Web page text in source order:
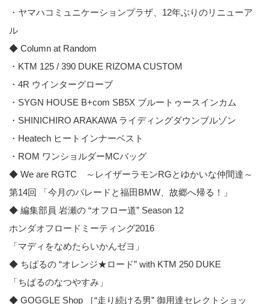
・ヤマハコミュニケーションプラザ、12年ぶりのリニューア
ル
◆ Column at Random
・KTM 125 / 390 DUKE RIZOMA CUSTOM
・4R ウインターグローブ
・SYGN HOUSE B+com SB5X ブルートゥースインカム
・SHINICHIRO ARAKAWA ライディングダウンブルゾン
・Heatech ヒートインナーベスト
・ROM ワンショルダーMCバッグ
◆ We are RGTC ～レイザーラモンRGとゆかいな仲間達～
第14回 「今月のパレードと福田BMW、故郷へ帰る！」
◆ 編集部員 岩瀬の “オフロー道” Season 12
ホンダオフロードミーティング2016
「マディをなめたらいかんゼヨ」
◆ ちぱるの “オレンジ★ロード” with KTM 250 DUKE
「ちぱるのなつやすみ」
◆ GOGGLE Shop ［“走り続ける男” 御用達セレクトショッ